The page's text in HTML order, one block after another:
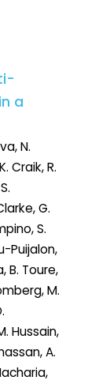
a
N.
Craik, R.
G.
S.
Puijalon,
B. Toure,
M.
Hussain,
A.